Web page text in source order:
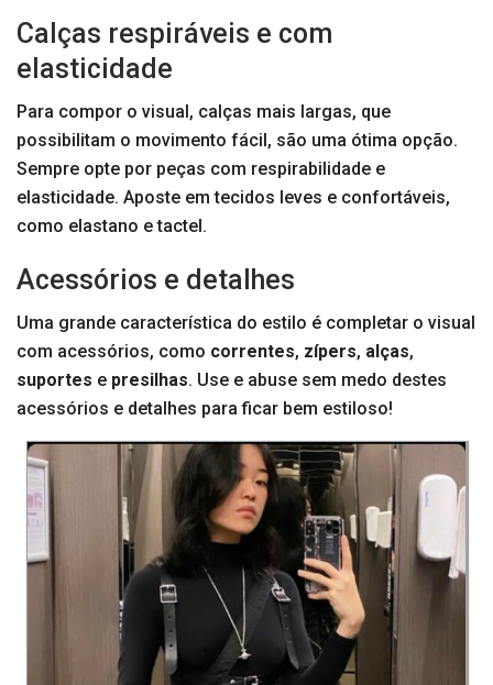
Calças respiráveis e com
elasticidade
Para compor o visual, calças mais largas, que
possibilitam o movimento fácil, são uma ótima opção.
Sempre opte por peças com respirabilidade e
elasticidade. Aposte em tecidos leves e confortáveis,
como elastano e tactel.
Acessórios e detalhes
Uma grande característica do estilo é completar o visual
com acessórios, como correntes, zípers, alças,
suportes e presilhas. Use e abuse sem medo destes
acessórios e detalhes para ficar bem estiloso!